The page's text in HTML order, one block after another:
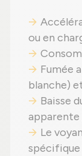
ou en
Fumée
blanche)
Baisse
apparente
Le
spécifique